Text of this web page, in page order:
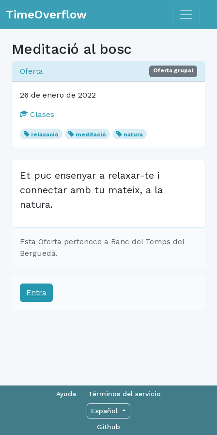
TimeOverflow Toggle
Meditació al bosc
Oferta Oferta grupal
26 de enero de 2022
Clases
relaxació meditació natura
Et puc ensenyar a relaxar-te i
connectar amb tu mateix, a la
natura.
Esta Oferta pertenece a Banc del Temps del
Berguedà.
Entra
Ayuda Términos del servicio
Español
Github